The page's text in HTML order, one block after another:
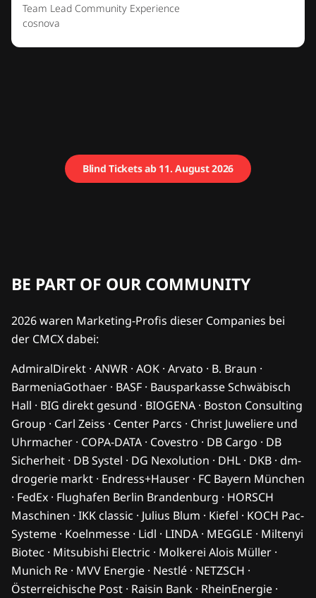
Team Lead Community Experience
cosnova
Blind Tickets ab 11. August 2026
BE PART OF OUR COMMUNITY
2026 waren Marketing-Profis dieser Companies bei
der CMCX dabei:
AdmiralDirekt · ANWR · AOK · Arvato · B. Braun ·
BarmeniaGothaer · BASF · Bausparkasse Schwäbisch
Hall · BIG direkt gesund · BIOGENA · Boston Consulting
Group · Carl Zeiss · Center Parcs · Christ Juweliere und
Uhrmacher · COPA-DATA · Covestro · DB Cargo · DB
Sicherheit · DB Systel · DG Nexolution · DHL · DKB · dm-
drogerie markt · Endress+Hauser · FC Bayern München
· FedEx · Flughafen Berlin Brandenburg · HORSCH
Maschinen · IKK classic · Julius Blum · Kiefel · KOCH Pac-
Systeme · Koelnmesse · Lidl · LINDA · MEGGLE · Miltenyi
Biotec · Mitsubishi Electric · Molkerei Alois Müller ·
Munich Re · MVV Energie · Nestlé · NETZSCH ·
Österreichische Post · Raisin Bank · RheinEnergie ·